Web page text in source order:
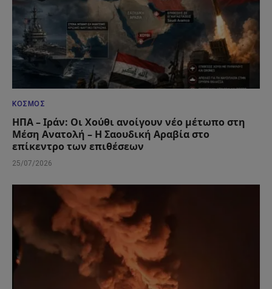
ΚΌΣΜΟΣ
ΗΠΑ – Ιράν: Οι Χούθι ανοίγουν νέο μέτωπο στη
Μέση Ανατολή – Η Σαουδική Αραβία στο
επίκεντρο των επιθέσεων
25/07/2026